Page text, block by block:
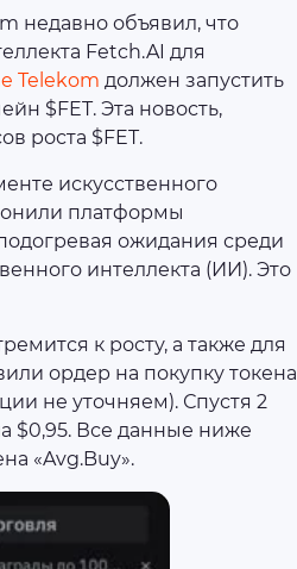
недавно объявил, что
Fetch.AI для
Telekom должен запустить
$FET. Эта новость,
роста $FET.
искусственного
платформы
ожидания среди
интеллекта (ИИ). Это
к росту, а также для
ордер на покупку токена
не уточняем). Спустя 2
$0,95. Все данные ниже
«Avg.Buy».